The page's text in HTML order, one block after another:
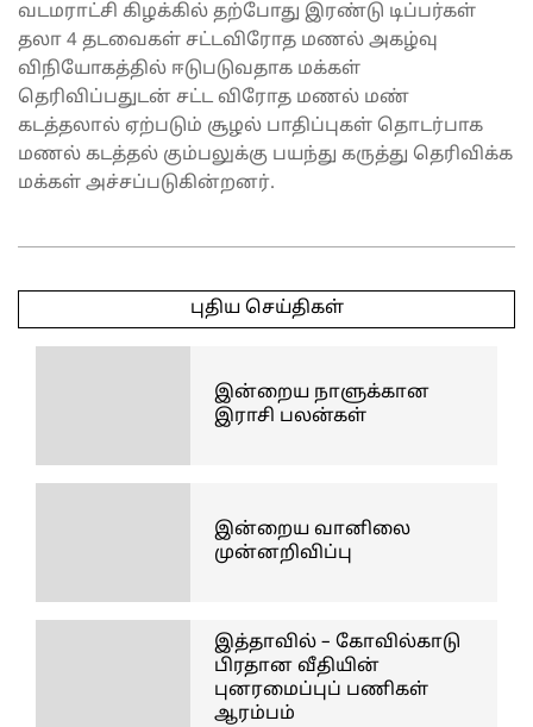
வடமராட்சி கிழக்கில் தற்போது இரண்டு டிப்பர்கள்
தலா 4 தடவைகள் சட்டவிரோத மணல் அகழ்வு
விநியோகத்தில் ஈடுபடுவதாக மக்கள்
தெரிவிப்பதுடன் சட்ட விரோத மணல் மண்
கடத்தலால் ஏற்படும் சூழல் பாதிப்புகள் தொடர்பாக
மணல் கடத்தல் கும்பலுக்கு பயந்து கருத்து தெரிவிக்க
மக்கள் அச்சப்படுகின்றனர்.
03-
புதிய செய்திகள்
இன்றைய நாளுக்கான
இராசி பலன்கள்
இன்றைய வானிலை
முன்னறிவிப்பு
இத்தாவில் – கோவில்காடு
பிரதான வீதியின்
புனரமைப்புப் பணிகள்
ஆரம்பம்